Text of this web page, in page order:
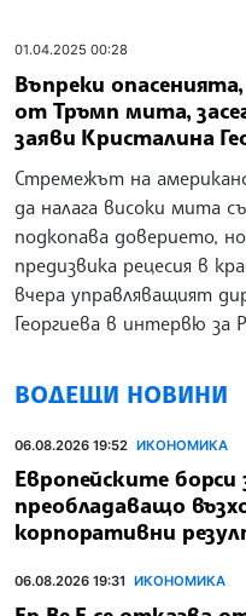
01.04.2025 00:28
Въпреки
от Тръмп мита,
заяви Кристалина
Стремежът на
да налага високи мита
подкопава доверието,
предизвика рецесия в
вчера управляващият
Георгиева в интервю за
ВОДЕЩИ НОВИНИ
06.08.2026 19:52 ИКОНОМИКА
Европейските борси
преобладаващо
корпоративни
06.08.2026 19:31 ИКОНОМИКА